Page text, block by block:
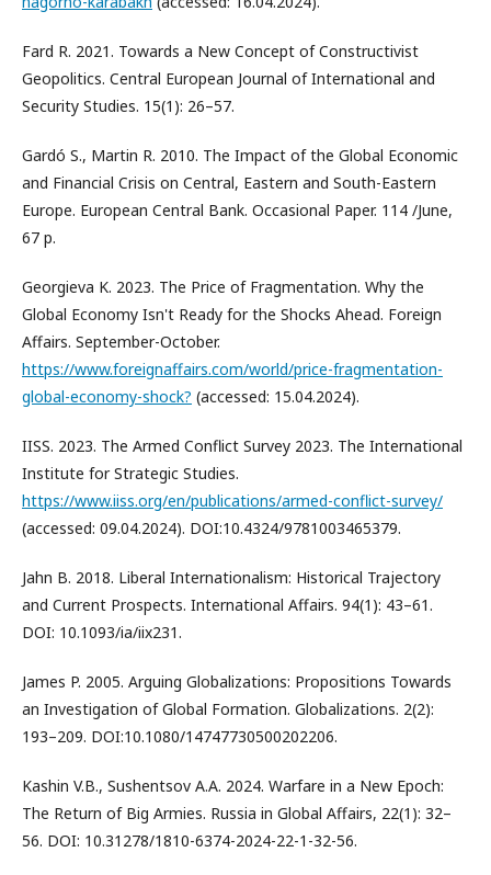
Fard R. 2021. Towards a New Concept of Constructivist
Geopolitics. Central European Journal of International and
Security Studies. 15(1): 26–57.
Gardó S., Martin R. 2010. The Impact of the Global Economic
and Financial Crisis on Central, Eastern and South-Eastern
Europe. European Central Bank. Occasional Paper. 114 /June,
67 p.
Georgieva K. 2023. The Price of Fragmentation. Why the
Global Economy Isn't Ready for the Shocks Ahead. Foreign
Affairs. September-October.
https://www.foreignaffairs.com/world/price-fragmentation-
global-economy-shock? (accessed: 15.04.2024).
IISS. 2023. The Armed Conflict Survey 2023. The International
Institute for Strategic Studies.
https://www.iiss.org/en/publications/armed-conflict-survey/
(accessed: 09.04.2024). DOI:10.4324/9781003465379.
Jahn B. 2018. Liberal Internationalism: Historical Trajectory
and Current Prospects. International Affairs. 94(1): 43–61.
DOI: 10.1093/ia/iix231.
James P. 2005. Arguing Globalizations: Propositions Towards
an Investigation of Global Formation. Globalizations. 2(2):
193–209. DOI:10.1080/14747730500202206.
Kashin V.B., Sushentsov A.A. 2024. Warfare in a New Epoch:
The Return of Big Armies. Russia in Global Affairs, 22(1): 32–
56. DOI: 10.31278/1810-6374-2024-22-1-32-56.